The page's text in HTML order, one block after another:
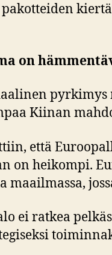
on
pyrkimys
Kiinan
että
on heikompi.
maailmassa,
ei ratkea